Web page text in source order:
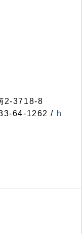
2-3718-8
64-1262 / h